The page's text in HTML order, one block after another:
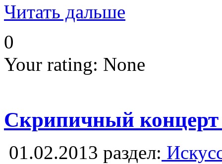
Читать дальше
0
Your rating: None
Скрипичный
01.02.2013 раздел: